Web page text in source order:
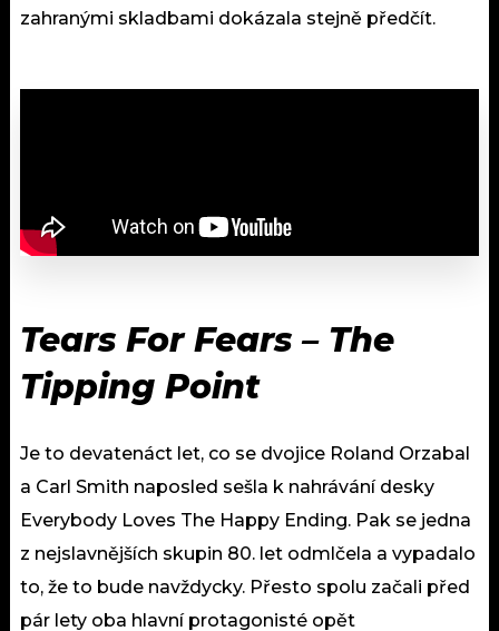
zahranými skladbami dokázala stejně předčít.
Tears For Fears – The
Tipping Point
Je to devatenáct let, co se dvojice Roland Orzabal
a Carl Smith naposled sešla k nahrávání desky
Everybody Loves The Happy Ending. Pak se jedna
z nejslavnějších skupin 80. let odmlčela a vypadalo
to, že to bude navždycky. Přesto spolu začali před
pár lety oba hlavní protagonisté opět